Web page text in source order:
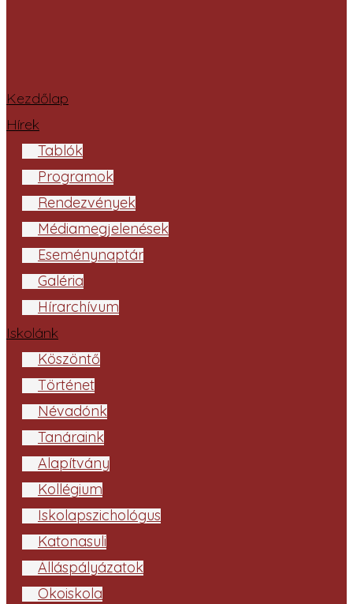
Kezdőlap
Hírek
Tablók
Programok
Rendezvények
Médiamegjelenések
Eseménynaptár
Galéria
Hírarchívum
Iskolánk
Köszöntő
Történet
Névadónk
Tanáraink
Alapítvány
Kollégium
Iskolapszichológus
Katonasuli
Álláspályázatok
Ökoiskola